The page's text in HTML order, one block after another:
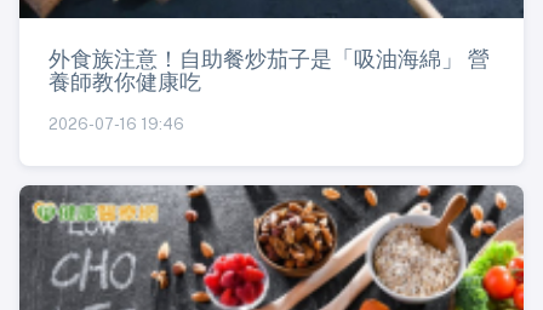
外食族注意！自助餐炒茄子是「吸油海綿」 營
養師教你健康吃
2026-07-16 19:46